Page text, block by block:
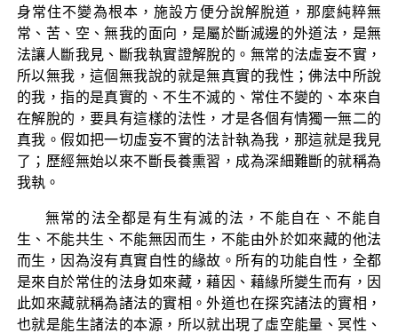
身常住不變為根本，施設方便分說解脫道，那麼純粹無
常、苦、空、無我的面向，是屬於斷滅邊的外道法，是無
法讓人斷我見、斷我執實證解脫的。無常的法虛妄不實，
所以無我，這個無我說的就是無真實的我性；佛法中所說
的我，指的是真實的、不生不滅的、常住不變的、本來自
在解脫的，要具有這樣的法性，才是各個有情獨一無二的
真我。假如把一切虛妄不實的法計執為我，那這就是我見
了；歷經無始以來不斷長養熏習，成為深細難斷的就稱為
我執。
無常的法全都是有生有滅的法，不能自在、不能自
生、不能共生、不能無因而生，不能由外於如來藏的他法
而生，因為沒有真實自性的緣故。所有的功能自性，全都
是來自於常住的法身如來藏，藉因、藉緣所變生而有，因
此如來藏就稱為諸法的實相。外道也在探究諸法的實相，
也就是能生諸法的本源，所以就出現了虛空能量、冥性、